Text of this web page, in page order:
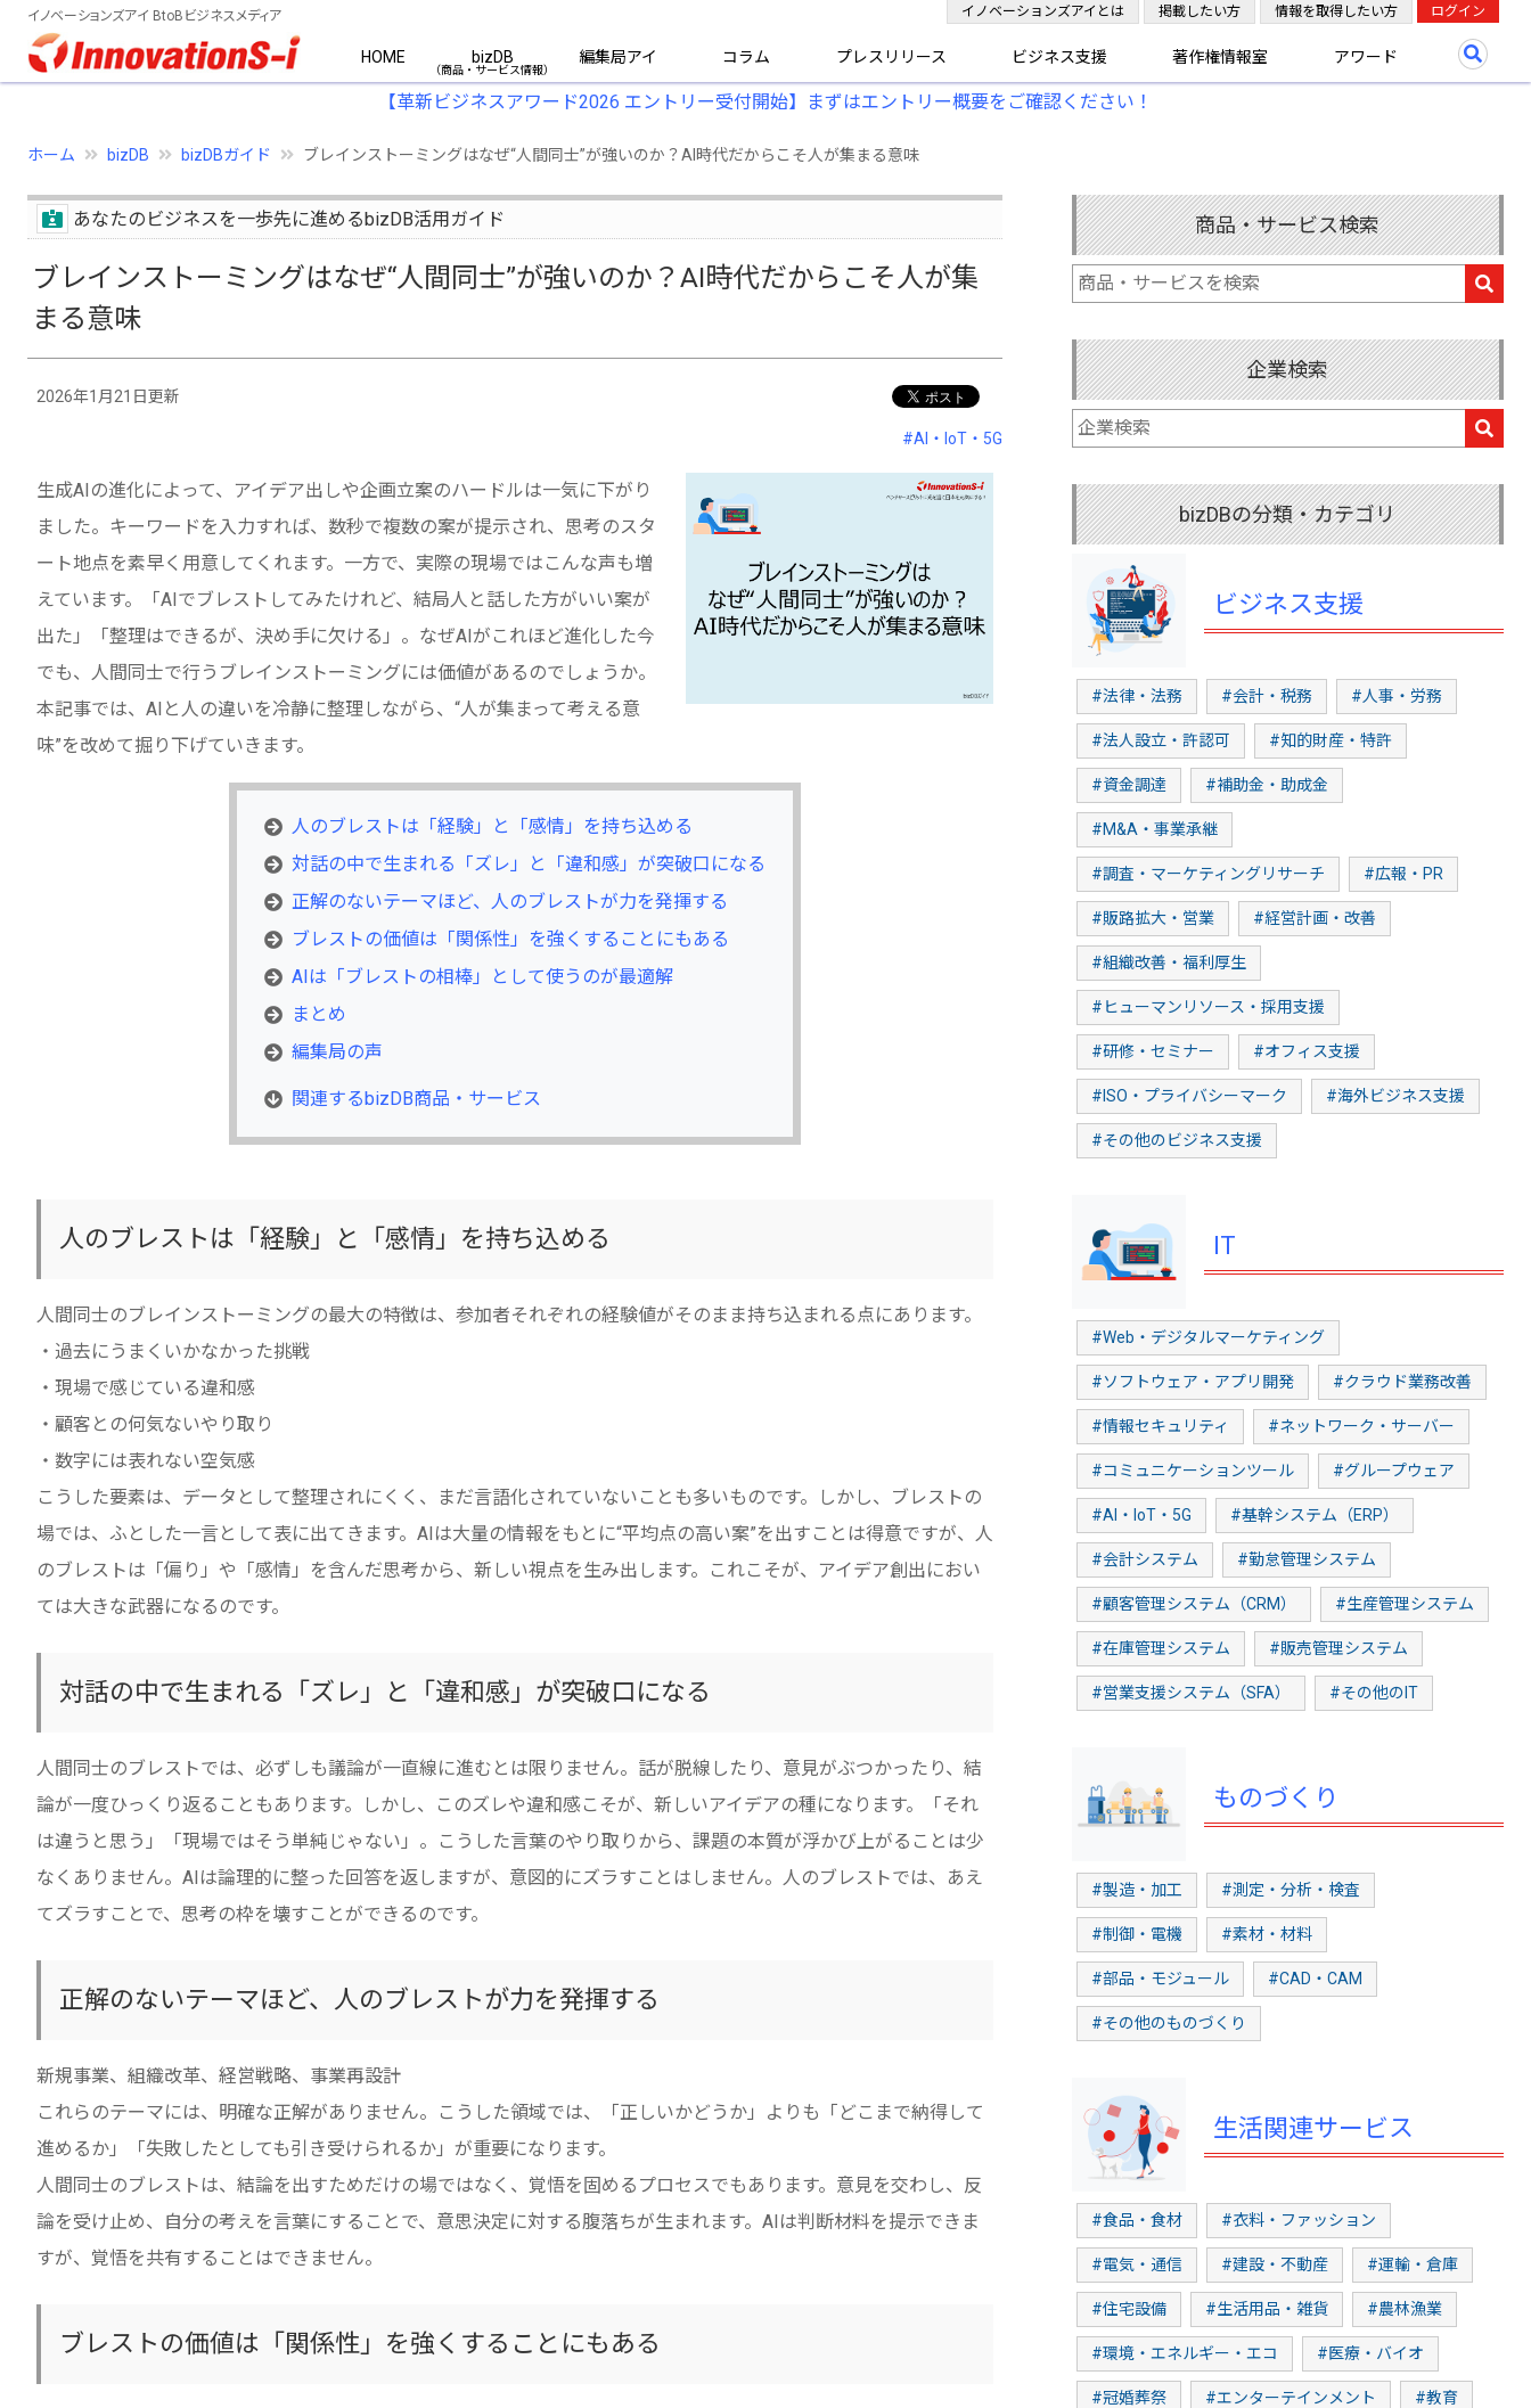
イノベーションズアイ BtoBビジネスメディア
HOME bizDB 編集局アイ コラム プレスリリース ビジネス支援 著作権情報室 アワード
イノベーションズアイとは 掲載したい方 情報を取得したい方 ログイン
【革新ビジネスアワード2026 エントリー受付開始】まずはエントリー概要をご確認ください！
ホーム bizDB bizDBガイド ブレインストーミングはなぜ“人間同士”が強いのか？AI時代だからこそ人が集まる意味
あなたのビジネスを一歩先に進めるbizDB活用ガイド
ブレインストーミングはなぜ“人間同士”が強いのか？AI時代だからこそ人が集
まる意味
2026年1月21日更新
#AI・IoT・5G
生成AIの進化によって、アイデア出しや企画立案のハードルは一気に下がり
ました。キーワードを入力すれば、数秒で複数の案が提示され、思考のスタ
ート地点を素早く用意してくれます。一方で、実際の現場ではこんな声も増
えています。「AIでブレストしてみたけれど、結局人と話した方がいい案が
出た」「整理はできるが、決め手に欠ける」。なぜAIがこれほど進化した今
でも、人間同士で行うブレインストーミングには価値があるのでしょうか。
本記事では、AIと人の違いを冷静に整理しながら、“人が集まって考える意
味”を改めて掘り下げていきます。
人のブレストは「経験」と「感情」を持ち込める
対話の中で生まれる「ズレ」と「違和感」が突破口になる
正解のないテーマほど、人のブレストが力を発揮する
ブレストの価値は「関係性」を強くすることにもある
AIは「ブレストの相棒」として使うのが最適解
まとめ
編集局の声
関連するbizDB商品・サービス
人のブレストは「経験」と「感情」を持ち込める
人間同士のブレインストーミングの最大の特徴は、参加者それぞれの経験値がそのまま持ち込まれる点にあります。
・過去にうまくいかなかった挑戦
・現場で感じている違和感
・顧客との何気ないやり取り
・数字には表れない空気感
こうした要素は、データとして整理されにくく、まだ言語化されていないことも多いものです。しかし、ブレストの
場では、ふとした一言として表に出てきます。AIは大量の情報をもとに“平均点の高い案”を出すことは得意ですが、人
のブレストは「偏り」や「感情」を含んだ思考から、新しい視点を生み出します。これこそが、アイデア創出におい
ては大きな武器になるのです。
対話の中で生まれる「ズレ」と「違和感」が突破口になる
人間同士のブレストでは、必ずしも議論が一直線に進むとは限りません。話が脱線したり、意見がぶつかったり、結
論が一度ひっくり返ることもあります。しかし、このズレや違和感こそが、新しいアイデアの種になります。「それ
は違うと思う」「現場ではそう単純じゃない」。こうした言葉のやり取りから、課題の本質が浮かび上がることは少
なくありません。AIは論理的に整った回答を返しますが、意図的にズラすことはしません。人のブレストでは、あえ
てズラすことで、思考の枠を壊すことができるのです。
正解のないテーマほど、人のブレストが力を発揮する
新規事業、組織改革、経営戦略、事業再設計
これらのテーマには、明確な正解がありません。こうした領域では、「正しいかどうか」よりも「どこまで納得して
進めるか」「失敗したとしても引き受けられるか」が重要になります。
人間同士のブレストは、結論を出すためだけの場ではなく、覚悟を固めるプロセスでもあります。意見を交わし、反
論を受け止め、自分の考えを言葉にすることで、意思決定に対する腹落ちが生まれます。AIは判断材料を提示できま
すが、覚悟を共有することはできません。
ブレストの価値は「関係性」を強くすることにもある
商品・サービス検索
企業検索
bizDBの分類・カテゴリ
ビジネス支援
#法律・法務 #会計・税務 #人事・労務
#法人設立・許認可 #知的財産・特許
#資金調達 #補助金・助成金
#M&A・事業承継
#調査・マーケティングリサーチ #広報・PR
#販路拡大・営業 #経営計画・改善
#組織改善・福利厚生
#ヒューマンリソース・採用支援
#研修・セミナー #オフィス支援
#ISO・プライバシーマーク #海外ビジネス支援
#その他のビジネス支援
IT
#Web・デジタルマーケティング
#ソフトウェア・アプリ開発 #クラウド業務改善
#情報セキュリティ #ネットワーク・サーバー
#コミュニケーションツール #グループウェア
#AI・IoT・5G #基幹システム（ERP）
#会計システム #勤怠管理システム
#顧客管理システム（CRM） #生産管理システム
#在庫管理システム #販売管理システム
#営業支援システム（SFA） #その他のIT
ものづくり
#製造・加工 #測定・分析・検査
#制御・電機 #素材・材料
#部品・モジュール #CAD・CAM
#その他のものづくり
生活関連サービス
#食品・食材 #衣料・ファッション
#電気・通信 #建設・不動産 #運輸・倉庫
#住宅設備 #生活用品・雑貨 #農林漁業
#環境・エネルギー・エコ #医療・バイオ
#冠婚葬祭 #エンターテインメント #教育